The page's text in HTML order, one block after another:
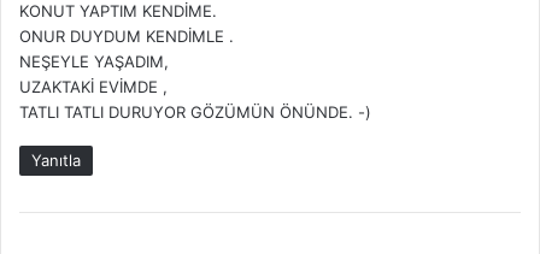
i
k
KONUT YAPTIM KENDİME.
ONUR DUYDUM KENDİMLE .
NEŞEYLE YAŞADIM,
UZAKTAKİ EVİMDE ,
TATLI TATLI DURUYOR GÖZÜMÜN ÖNÜNDE. -)
Yanıtla